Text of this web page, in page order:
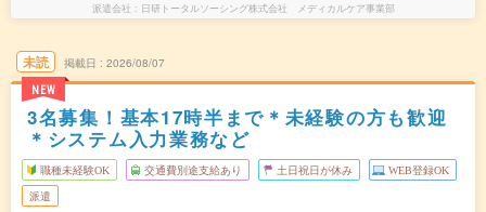
派遣会社 日研トータルソーシング株式会社 メディカルケア事業部
未読
NEW
掲載日 2026/08/07
3名募集！基本17時半まで＊未経験の方も歓迎
＊システム入力業務など
職種未経験OK 交通費別途支給あり 土日祝日が休み WEB登録OK
派遣